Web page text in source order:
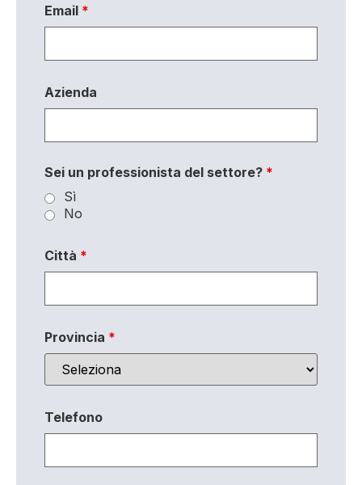
Email *
Azienda
Sei un professionista del settore? *
Sì
No
Città *
Provincia *
Telefono